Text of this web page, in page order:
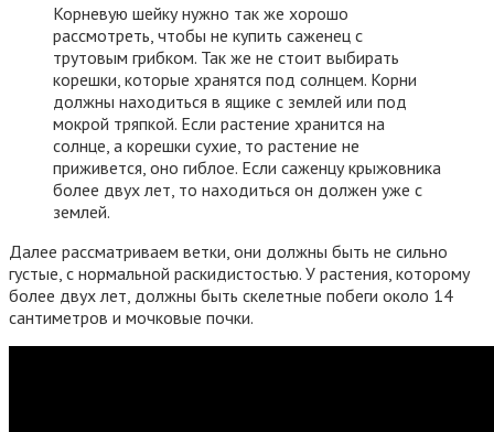
Корневую шейку нужно так же хорошо
рассмотреть, чтобы не купить саженец с
трутовым грибком. Так же не стоит выбирать
корешки, которые хранятся под солнцем. Корни
должны находиться в ящике с землей или под
мокрой тряпкой. Если растение хранится на
солнце, а корешки сухие, то растение не
приживется, оно гиблое. Если саженцу крыжовника
более двух лет, то находиться он должен уже с
землей.
Далее рассматриваем ветки, они должны быть не сильно
густые, с нормальной раскидистостью. У растения, которому
более двух лет, должны быть скелетные побеги около 14
сантиметров и мочковые почки.